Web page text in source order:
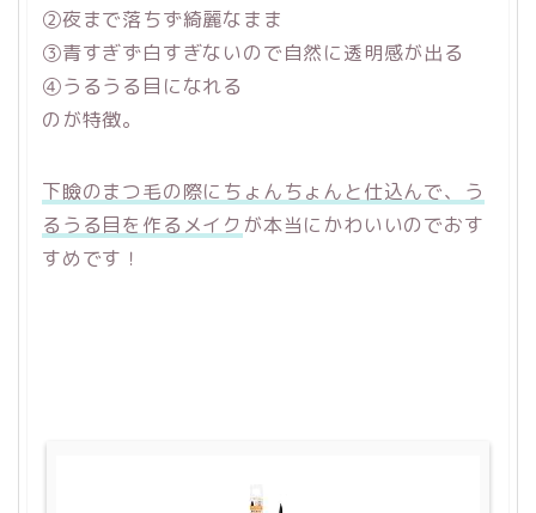
②夜まで落ちず綺麗なまま
③青すぎず白すぎないので自然に透明感が出る
④うるうる目になれる
のが特徴。
下瞼のまつ毛の際にちょんちょんと仕込んで、う
るうる目を作るメイク が本当にかわいいのでおす
すめです！